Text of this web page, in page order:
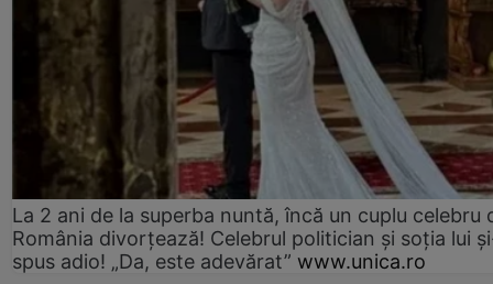
La 2 ani de la superba nuntă, încă un cuplu celebru
România divorțează! Celebrul politician și soția lui
spus adio! „Da, este adevărat” www.unica.ro